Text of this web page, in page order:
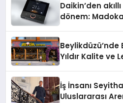
Daikin’den
dönem:
Beylikdüzü’nde
Yıldır Kalite ve
İş İnsanı
Uluslararası